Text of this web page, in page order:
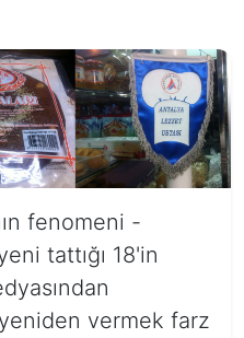
fenomeni -
tattığı 18'in
yeniden vermek farz